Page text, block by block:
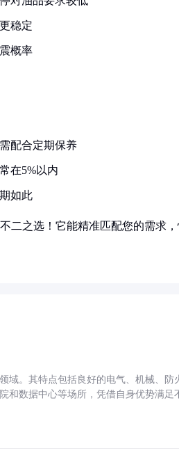
稳定
概率
配合定期保养
在5%以内
如此
二之选！它能精准匹配您的需求
域。其特点包括良好的电气、机械、防
和数据中心等场所，凭借自身优势满足